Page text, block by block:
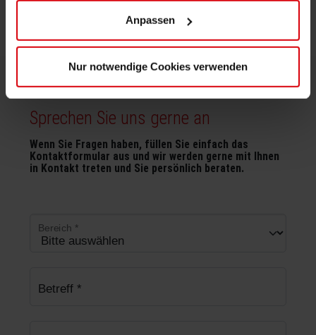
Anpassen
Nur notwendige Cookies verwenden
Sprechen Sie uns gerne an
Wenn Sie Fragen haben, füllen Sie einfach das
Kontaktformular aus und wir werden gerne mit Ihnen
in Kontakt treten und Sie persönlich beraten.
Bereich *
Betreff *